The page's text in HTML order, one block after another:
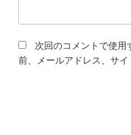
次回のコメントで使用
前、メールアドレス、サイ